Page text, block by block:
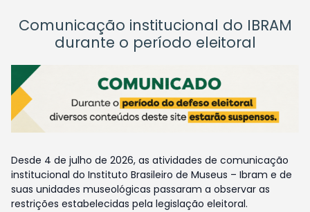
Comunicação institucional do IBRAM
durante o período eleitoral
Desde 4 de julho de 2026, as atividades de comunicação
institucional do Instituto Brasileiro de Museus – Ibram e de
suas unidades museológicas passaram a observar as
restrições estabelecidas pela legislação eleitoral.